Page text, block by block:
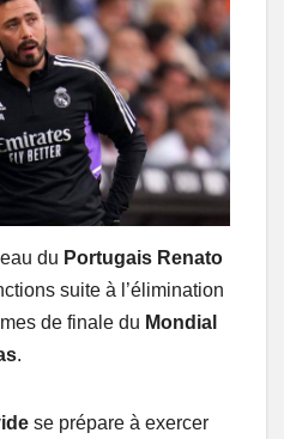
du Portugais Renato
suite à l’élimination
de finale du Mondial
.
se prépare à exercer